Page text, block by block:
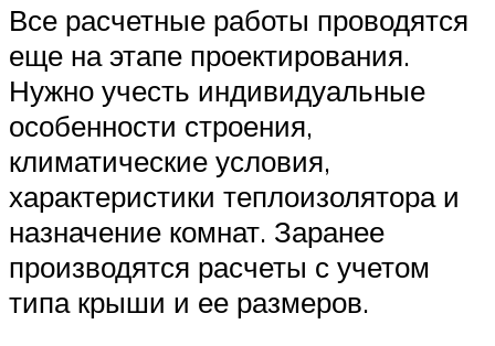
Все расчетные работы проводятся
еще на этапе проектирования.
Нужно учесть индивидуальные
особенности строения,
климатические условия,
характеристики теплоизолятора и
назначение комнат. Заранее
производятся расчеты с учетом
типа крыши и ее размеров.